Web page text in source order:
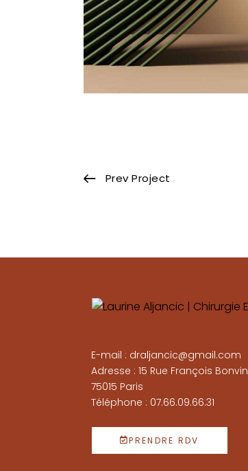
Prev Project
E-mail : draljancic@gmail.com
Adresse : 15 Rue François Bonvin
75015 Paris
Téléphone : 07.66.09.66.31
PRENDRE RDV